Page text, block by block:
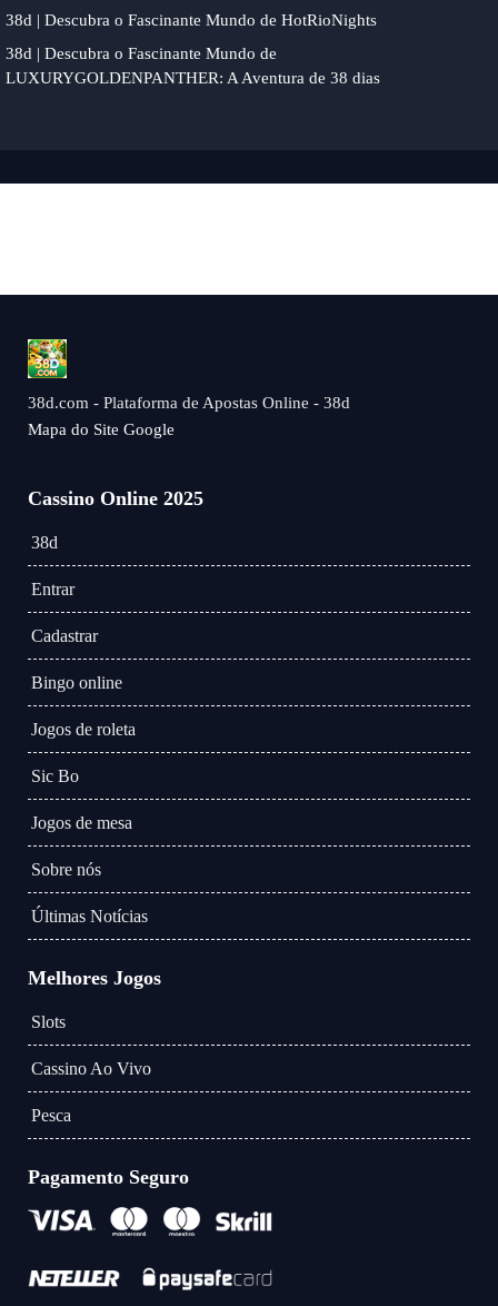
38d | Descubra o Fascinante Mundo de HotRioNights
38d | Descubra o Fascinante Mundo de
LUXURYGOLDENPANTHER: A Aventura de 38 dias
38d.com - Plataforma de Apostas Online - 38d
Mapa do Site Google
Cassino Online 2025
38d
Entrar
Cadastrar
Bingo online
Jogos de roleta
Sic Bo
Jogos de mesa
Sobre nós
Últimas Notícias
Melhores Jogos
Slots
Cassino Ao Vivo
Pesca
Pagamento Seguro